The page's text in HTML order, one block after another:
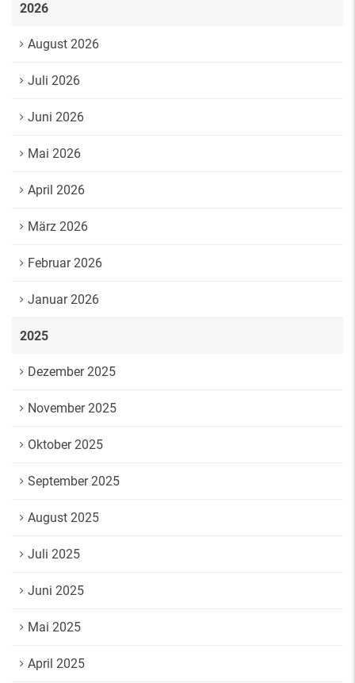
2026
August 2026
Juli 2026
Juni 2026
Mai 2026
April 2026
März 2026
Februar 2026
Januar 2026
2025
Dezember 2025
November 2025
Oktober 2025
September 2025
August 2025
Juli 2025
Juni 2025
Mai 2025
April 2025